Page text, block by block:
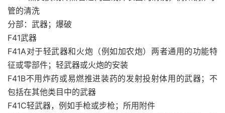
管的清洗
分部：武器；爆破
F41武器
F41A对于轻武器和火炮（例如加农炮）两者通用的功能特
征或零部件；轻武器或火炮的安装
F41B不用炸药或易燃推进装药的发射投射体用的武器；不
包括在其他类目中的武器
F41C轻武器，例如手枪或步枪；所用附件